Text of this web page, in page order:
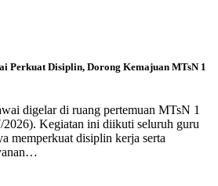
Perkuat Disiplin, Dorong Kemajuan MTsN 1
digelar di ruang pertemuan MTsN 1
2026). Kegiatan ini diikuti seluruh guru
memperkuat disiplin kerja serta